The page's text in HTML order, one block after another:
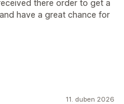
there order to get a
have a great chance for
11. duben 2026